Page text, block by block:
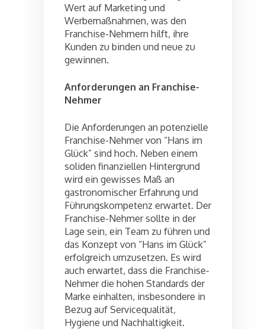
Wert auf Marketing und
Werbemaßnahmen, was den
Franchise-Nehmern hilft, ihre
Kunden zu binden und neue zu
gewinnen.
Anforderungen an Franchise-
Nehmer
Die Anforderungen an potenzielle
Franchise-Nehmer von “Hans im
Glück” sind hoch. Neben einem
soliden finanziellen Hintergrund
wird ein gewisses Maß an
gastronomischer Erfahrung und
Führungskompetenz erwartet. Der
Franchise-Nehmer sollte in der
Lage sein, ein Team zu führen und
das Konzept von “Hans im Glück”
erfolgreich umzusetzen. Es wird
auch erwartet, dass die Franchise-
Nehmer die hohen Standards der
Marke einhalten, insbesondere in
Bezug auf Servicequalität,
Hygiene und Nachhaltigkeit.